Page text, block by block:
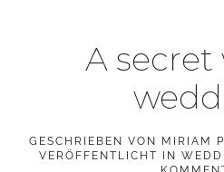
A
GESCHRIEBEN VON MIRIAM
VERÖFFENTLICHT IN